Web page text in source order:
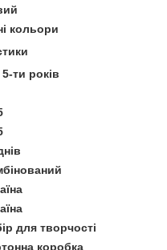
кольори
5-ти років
для творчості
коробка